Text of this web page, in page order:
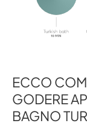
ECCO
GODERE
BAGNO